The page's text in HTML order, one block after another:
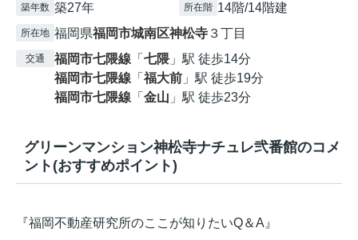
築年数 築27年 所在階 14階/14階建
所在地 福岡県福岡市城南区神松寺 ３丁目
交通 福岡市七隈線 「 七隈」駅 徒歩14分
福岡市七隈線 「 福大前 」駅 徒歩19分
福岡市七隈線 「 金山 」駅 徒歩23分
グリーンマンション神松寺ナチュレ弐番館のコメ
ント(おすすめポイント)
『福岡不動産研究所のここが知りたいQ＆A』